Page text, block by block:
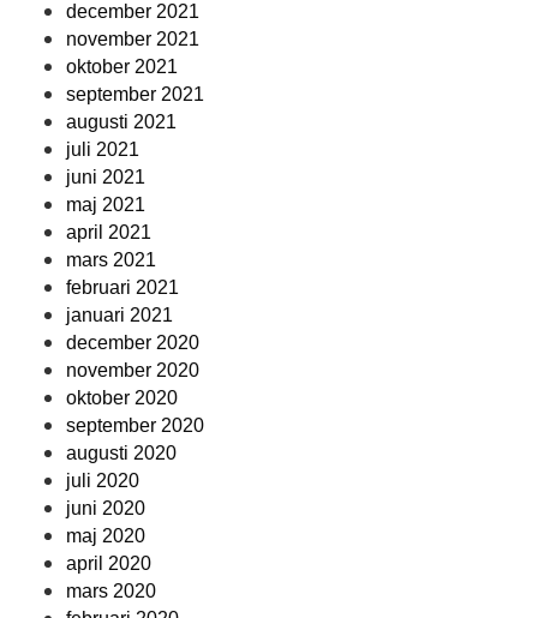
december 2021
november 2021
oktober 2021
september 2021
augusti 2021
juli 2021
juni 2021
maj 2021
april 2021
mars 2021
februari 2021
januari 2021
december 2020
november 2020
oktober 2020
september 2020
augusti 2020
juli 2020
juni 2020
maj 2020
april 2020
mars 2020